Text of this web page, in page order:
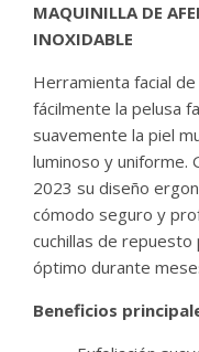
MAQUINILLA DE
INOXIDABLE
Herramienta facial
fácilmente la pelusa
suavemente la piel
luminoso y uniforme.
2023 su diseño
cómodo seguro y
cuchillas de
óptimo durante
Beneficios